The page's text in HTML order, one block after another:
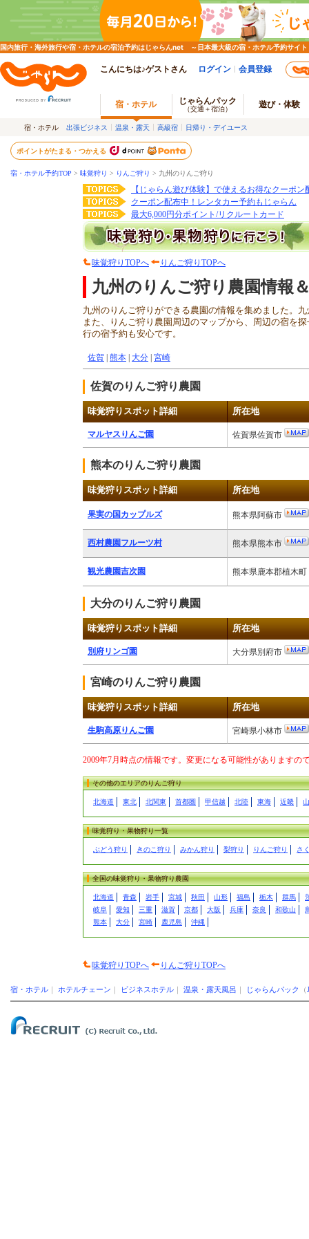
国内旅行・海外旅行や宿・ホテルの宿泊予約はじゃらんnet ～日本最大級の宿・ホテル予約サイト
こんにちは♪ゲストさん ログイン 会員登録
宿・ホテル じゃらんパック
（交通＋宿泊） 遊び・体験
宿・ホテル 出張ビジネス 温泉・露天 高級宿 日帰り・デイユース
ポイントがたまる・つかえる
宿・ホテル予約TOP > 味覚狩り > りんご狩り > 九州のりんご狩り
【じゃらん遊び体験】で使えるお得なクーポン
クーポン配布中！レンタカー予約もじゃらん
最大6,000円分ポイント/リクルートカード
味覚狩りTOPへ りんご狩りTOPへ
九州のりんご狩り農園情報
九州のりんご狩りができる農園の情報を集めました。
また、りんご狩り農園周辺のマップから、周辺の宿を
行の宿予約も安心です。
佐賀 熊本 大分 宮崎
佐賀のりんご狩り農園
味覚狩りスポット詳細 所在地
マルヤスりんご園 佐賀県佐賀市
熊本のりんご狩り農園
味覚狩りスポット詳細 所在地
果実の国カップルズ 熊本県阿蘇市
西村農園フルーツ村 熊本県熊本市
観光農園吉次園 熊本県鹿本郡植木町
大分のりんご狩り農園
味覚狩りスポット詳細 所在地
別府リンゴ園 大分県別府市
宮崎のりんご狩り農園
味覚狩りスポット詳細 所在地
生駒高原りんご園 宮崎県小林市
2009年7月時点の情報です。変更になる可能性がありますの
その他のエリアのりんご狩り
北海道 東北 北関東 首都圏 甲信越 北陸 東海 近畿
味覚狩り・果物狩り一覧
ぶどう狩り きのこ狩り みかん狩り 梨狩り りんご狩り さ
全国の味覚狩り・果物狩り農園
北海道 青森 岩手 宮城 秋田 山形 福島 栃木 群馬
岐阜
愛知 三重 滋賀 京都 大阪 兵庫 奈良 和歌山
熊本
大分 宮崎 鹿児島 沖縄
味覚狩りTOPへ りんご狩りTOPへ
宿・ホテル ホテルチェーン ビジネスホテル 温泉・露天風呂 じゃらんパック （